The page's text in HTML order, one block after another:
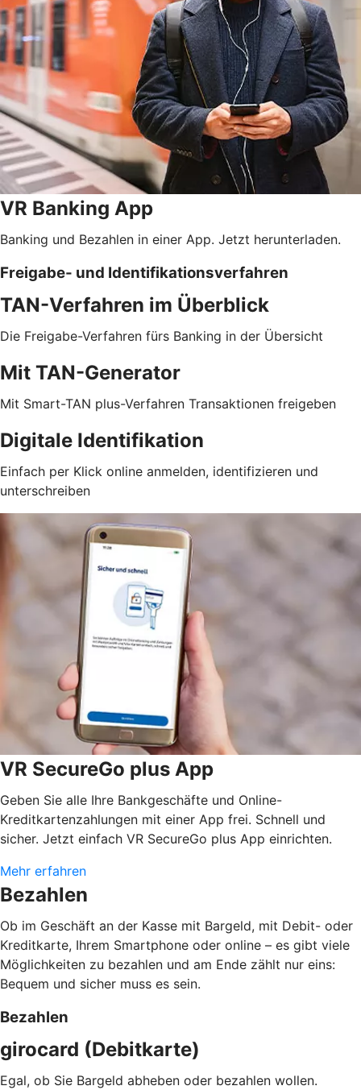
VR Banking App
Banking und Bezahlen in einer App. Jetzt herunterladen.
Freigabe- und Identifikationsverfahren
TAN-Verfahren im Überblick
Die Freigabe-Verfahren fürs Banking in der Übersicht
Mit TAN-Generator
Mit Smart-TAN plus-Verfahren Transaktionen freigeben
Digitale Identifikation
Einfach per Klick online anmelden, identifizieren und
unterschreiben
VR SecureGo plus App
Geben Sie alle Ihre Bankgeschäfte und Online-
Kreditkartenzahlungen mit einer App frei. Schnell und
sicher. Jetzt einfach VR SecureGo plus App einrichten.
Mehr erfahren
Bezahlen
Ob im Geschäft an der Kasse mit Bargeld, mit Debit- oder
Kreditkarte, Ihrem Smartphone oder online – es gibt viele
Möglichkeiten zu bezahlen und am Ende zählt nur eins:
Bequem und sicher muss es sein.
Bezahlen
girocard (Debitkarte)
Egal, ob Sie Bargeld abheben oder bezahlen wollen.